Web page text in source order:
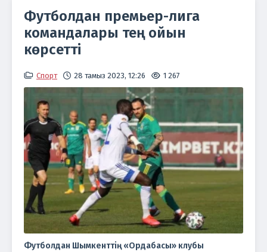
Футболдан премьер-лига
командалары тең ойын
көрсетті
Спорт 28 тамыз 2023, 12:26 1 267
Футболдан Шымкенттің «Ордабасы» клубы